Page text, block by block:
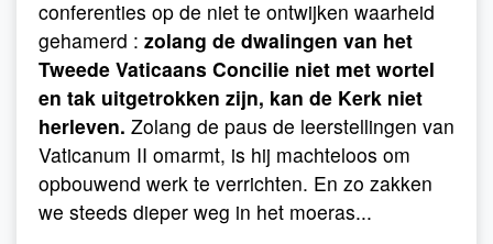
conferenties op de niet te ontwijken waarheid
gehamerd : zolang de dwalingen van het
Tweede Vaticaans Concilie niet met wortel
en tak uitgetrokken zijn, kan de Kerk niet
herleven. Zolang de paus de leerstellingen van
Vaticanum II omarmt, is hij machteloos om
opbouwend werk te verrichten. En zo zakken
we steeds dieper weg in het moeras...